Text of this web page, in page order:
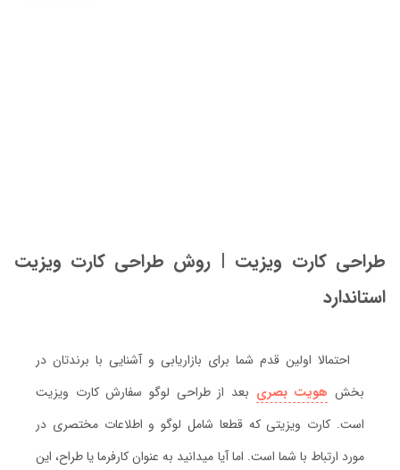
طراحی کارت ویزیت | روش طراحی کارت ویزیت
استاندارد
احتمالا اولین قدم شما برای بازاریابی و آشنایی با برندتان در
بخش هویت بصری بعد از طراحی لوگو سفارش کارت ویزیت
است. کارت ویزیتی که قطعا شامل لوگو و اطلاعات مختصری در
مورد ارتباط با شما است. اما آیا میدانید به عنوان کارفرما یا طراح، این